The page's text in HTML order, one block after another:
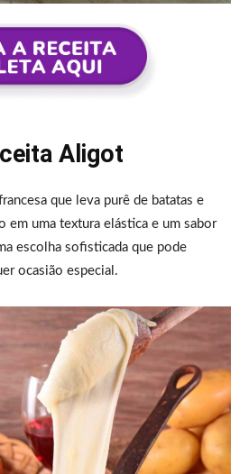
Aligot
que leva purê de batatas e
em uma textura elástica e um sabor
escolha sofisticada que pode
ocasião especial.